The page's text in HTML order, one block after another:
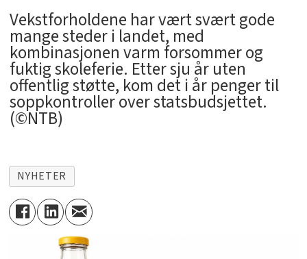
Vekstforholdene har vært svært gode
mange steder i landet, med
kombinasjonen varm forsommer og
fuktig skoleferie. Etter sju år uten
offentlig støtte, kom det i år penger til
soppkontroller over statsbudsjettet.
(©NTB)
NYHETER